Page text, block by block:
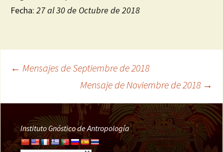
Fecha: 27 al 30 de Octubre de 2018
Navegación
de
entradas
← Mensajes de Septiembre de 2018
Mensaje de Noviembre de 2018 →
Instituto Gnóstico de Antropología